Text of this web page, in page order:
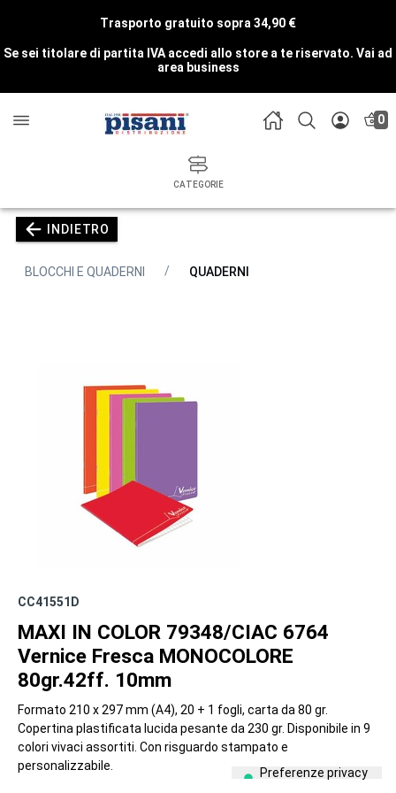
Trasporto gratuito sopra 34,90 €
Se sei titolare di partita IVA accedi allo store a te riservato. Vai ad
area business
0
CATEGORIE
INDIETRO
BLOCCHI E QUADERNI QUADERNI
CC41551D
MAXI IN COLOR 79348/CIAC 6764
Vernice Fresca MONOCOLORE
80gr.42ff. 10mm
Formato 210 x 297 mm (A4), 20 + 1 fogli, carta da 80 gr.
Copertina plastificata lucida pesante da 230 gr. Disponibile in 9
colori vivaci assortiti. Con risguardo stampato e
personalizzabile.